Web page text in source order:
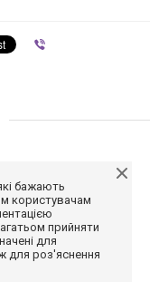
бажають
користувачам
прийняти
для
для роз'яснення